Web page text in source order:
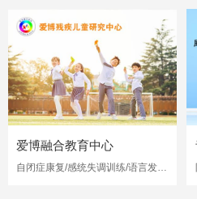
爱博融合教育中心